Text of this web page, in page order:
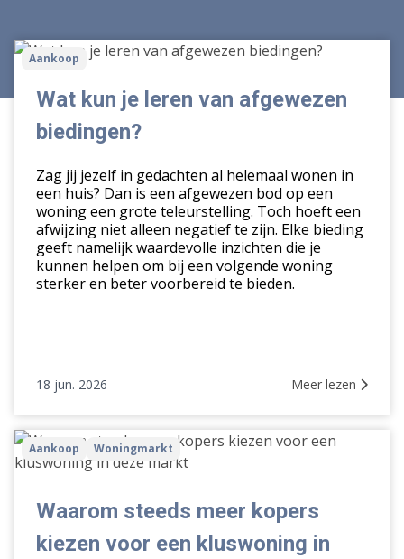
Wat
je
van
biedingen?
Aankoop
Wat kun je leren van afgewezen
biedingen?
Zag jij jezelf in gedachten al helemaal wonen in
een huis? Dan is een afgewezen bod op een
woning een grote teleurstelling. Toch hoeft een
afwijzing niet alleen negatief te zijn. Elke bieding
geeft namelijk waardevolle inzichten die je
kunnen helpen om bij een volgende woning
sterker en beter voorbereid te bieden.
18 jun. 2026 Meer lezen
Waarom
steeds
kopers
voor
Aankoop Woningmarkt
Waarom steeds meer kopers
kiezen voor een kluswoning in